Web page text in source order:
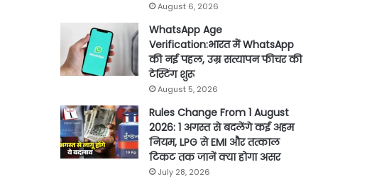
August 6, 2026
WhatsApp Age
Verification:भारत में WhatsApp
की नई पहल, उम्र सत्यापन फीचर की
टेस्टिंग शुरू
August 5, 2026
Rules Change From 1 August
2026: 1 अगस्त से बदलेंगे कई अहम
नियम, LPG से EMI और तत्काल
टिकट तक जानें क्या होगा असर
July 28, 2026